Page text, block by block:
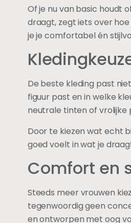
Of je nu van basic houdt
draagt, zegt iets over
je je comfortabel én
De beste kleding past
figuur past en in welke
neutrale tinten of vrolijke
Door te kiezen wat echt
goed voelt in wat je
Comfort en
Steeds meer vrouwen
tegenwoordig geen
en ontworpen met oog